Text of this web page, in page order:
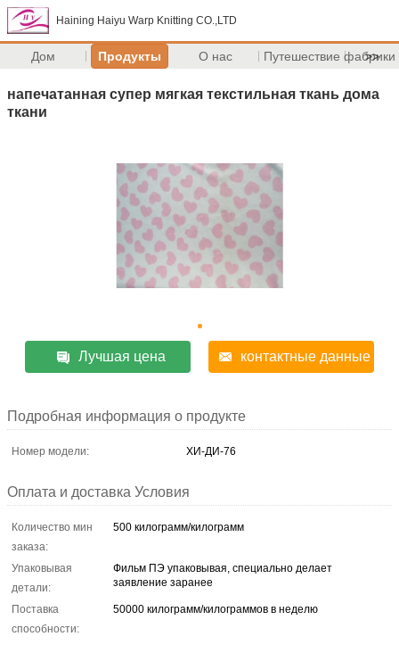
Haining Haiyu Warp Knitting CO.,LTD
Дом Продукты О нас Путешествие фабрики
>>
напечатанная супер мягкая текстильная ткань дома
ткани
Лучшая цена контактные данные
Подробная информация о продукте
Номер модели: ХИ-ДИ-76
Оплата и доставка Условия
Количество мин
заказа:
500 килограмм/килограмм
Упаковывая
детали:
Фильм ПЭ упаковывая, специально делает
заявление заранее
Поставка
способности:
50000 килограмм/килограммов в неделю